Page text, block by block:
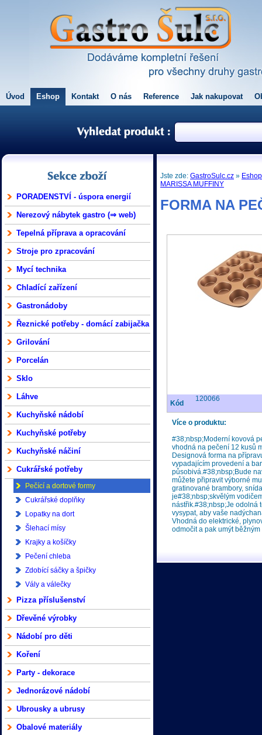
Úvod Eshop Kontakt O nás Reference Jak nakupovat
PORADENSTVÍ - úspora energií
Nerezový nábytek gastro (⇒ web)
Tepelná příprava a opracování
Stroje pro zpracování
Mycí technika
Chladící zařízení
Gastronádoby
Řeznické potřeby - domácí zabijačka
Grilování
Porcelán
Sklo
Láhve
Kuchyňské nádobí
Kuchyňské potřeby
Kuchyňské náčiní
Cukrářské potřeby
Pečící a dortové formy
Cukrářské doplňky
Lopatky na dort
Šlehací mísy
Krajky a košíčky
Pečení chleba
Zdobící sáčky a špičky
Vály a válečky
Pizza příslušenství
Dřevěné výrobky
Nádobí pro děti
Koření
Party - dekorace
Jednorázové nádobí
Ubrousky a ubrusy
Obalové materiály
Jste zde:GastroSulc.cz » Eshop
MARISSA MUFFINY
FORMA NA
Kód
120066
Více o produktu:
#38;nbsp;Moderní kovová
vhodná na pečení 12 kusů
Designová forma na
vypadajícím provedení a
působivá.#38;nbsp;Bude
můžete připravit výborné
gratinované brambory,
je#38;nbsp;skvělým
nástřik.#38;nbsp;Je odolná
vysypat, aby vaše
Vhodná do elektrické,
odmočit a pak umýt